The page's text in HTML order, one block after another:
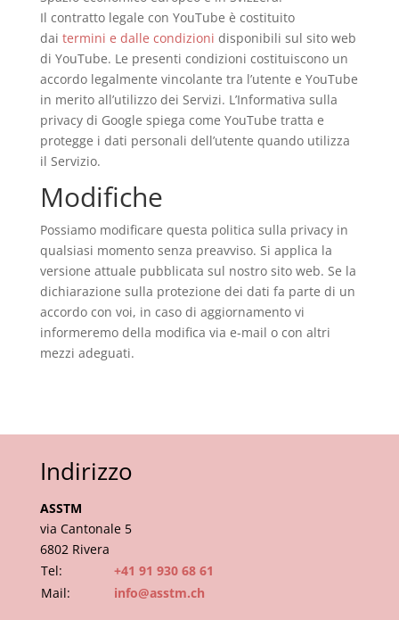
Il contratto legale con YouTube è costituito
dai termini e dalle condizioni disponibili sul sito web
di YouTube. Le presenti condizioni costituiscono un
accordo legalmente vincolante tra l’utente e YouTube
in merito all’utilizzo dei Servizi. L’Informativa sulla
privacy di Google spiega come YouTube tratta e
protegge i dati personali dell’utente quando utilizza
il Servizio.
Modifiche
Possiamo modificare questa politica sulla privacy in
qualsiasi momento senza preavviso. Si applica la
versione attuale pubblicata sul nostro sito web. Se la
dichiarazione sulla protezione dei dati fa parte di un
accordo con voi, in caso di aggiornamento vi
informeremo della modifica via e-mail o con altri
mezzi adeguati.
Indirizzo
ASSTM
via Cantonale 5
6802 Rivera
Tel:
+41 91 930 68 61
Mail:
info@asstm.ch